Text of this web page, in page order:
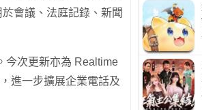
會議、法庭記錄、新聞
今次更新亦為 Realtime
進一步擴展企業電話及